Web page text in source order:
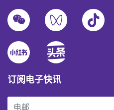
订阅电子快讯